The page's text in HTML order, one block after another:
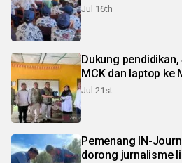
Jul 16th
Dukung
MCK dan laptop ke
Jul 21st
Pemenang IN-
dorong jurnalisme